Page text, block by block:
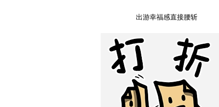
出游幸福感直接腰斩